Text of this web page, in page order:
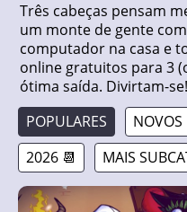
Três cabeças pensam
um monte de gente
computador na casa e
online gratuitos para 3
ótima saída. Divirtam-se!
POPULARES
NOVOS
2026 📆
MAIS